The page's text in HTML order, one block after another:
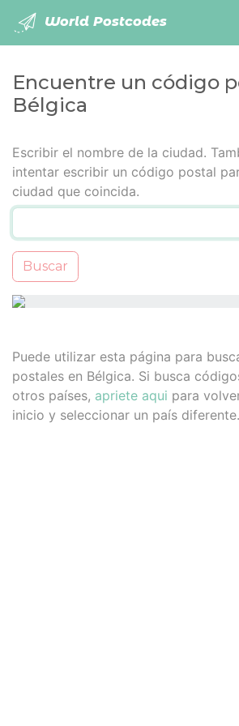
World Postcodes
Encuentre un código
Bélgica
Escribir el nombre de la ciudad.
intentar escribir un código postal
ciudad que coincida.
Buscar
Puede utilizar esta página para
postales en Bélgica. Si busca
otros países, apriete aqui para
inicio y seleccionar un país diferente.